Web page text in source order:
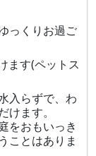
っくりお過ご
ます(ペットス
入らずで、わ
ます。
をおもいっき
ことはありま